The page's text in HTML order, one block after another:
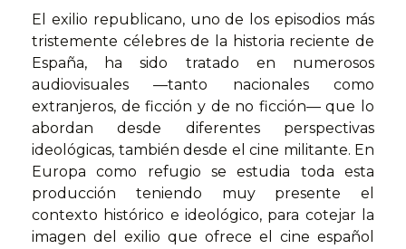
El exilio republicano, uno de los episodios más
tristemente célebres de la historia reciente de
España, ha sido tratado en numerosos
audiovisuales —tanto nacionales como
extranjeros, de ficción y de no ficción— que lo
abordan desde diferentes perspectivas
ideológicas, también desde el cine militante. En
Europa como refugio se estudia toda esta
producción teniendo muy presente el
contexto histórico e ideológico, para cotejar la
imagen del exilio que ofrece el cine español